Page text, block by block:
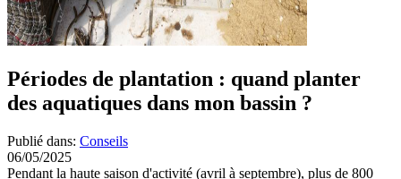
Périodes de plantation : quand planter
des aquatiques dans mon bassin ?
Publié dans: Conseils
06/05/2025
Pendant la haute saison d'activité (avril à septembre), plus de 800